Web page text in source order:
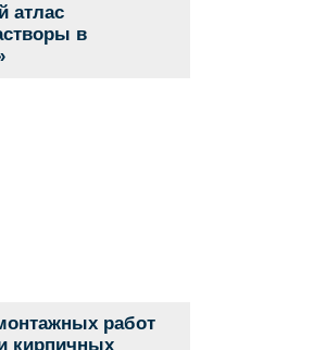
атлас
в
работ
кирпичных